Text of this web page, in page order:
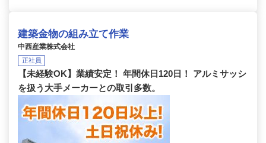
建築金物の組み立て作業
中西産業株式会社
正社員
【未経験OK】業績安定！ 年間休日120日！ アルミサッシ
を扱う大手メーカーとの取引多数。